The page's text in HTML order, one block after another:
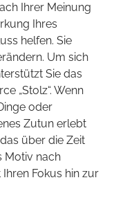
Ihrer Meinung
Ihres
helfen. Sie
Um sich
Sie das
„Stolz“. Wenn
oder
Zutun erlebt
über die Zeit
Motiv nach
Fokus hin zur